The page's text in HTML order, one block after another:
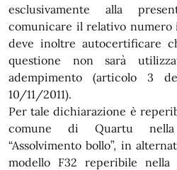
esclusivamente alla
comunicare il relativo numero
deve inoltre autocertificare
questione non sarà
adempimento (articolo 3
10/11/2011).
Per tale dichiarazione è
comune di Quartu nella
“Assolvimento bollo”, in
modello F32 reperibile